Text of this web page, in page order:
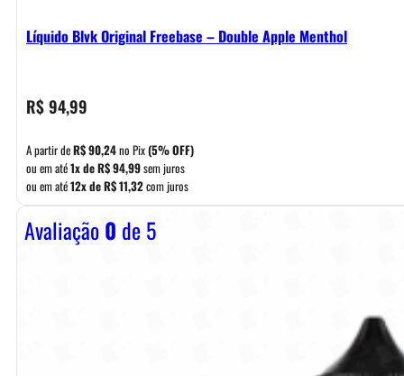
Líquido Blvk Original Freebase – Double Apple Menthol
R$94,99
A partir deR$90,24no Pix(5% OFF)
ou em até1x deR$94,99sem juros
ou em até12x deR$11,32com juros
Avaliação0 de 5